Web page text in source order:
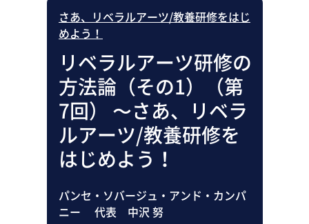
さあ、リベラルアーツ/教養研修をはじ
めよう！
リベラルアーツ研修の
方法論（その1）（第
7回） 〜さあ、リベラ
ルアーツ/教養研修を
はじめよう！
パンセ・ソバージュ・アンド・カンパ
ニー 代表 中沢 努